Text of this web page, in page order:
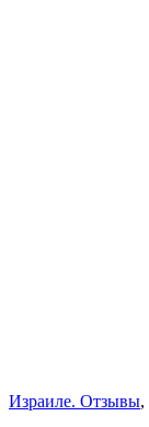
Израиле. Отзывы,